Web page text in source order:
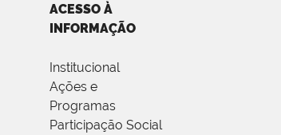
ACESSO À
INFORMAÇÃO
Institucional
Ações e
Programas
Participação Social